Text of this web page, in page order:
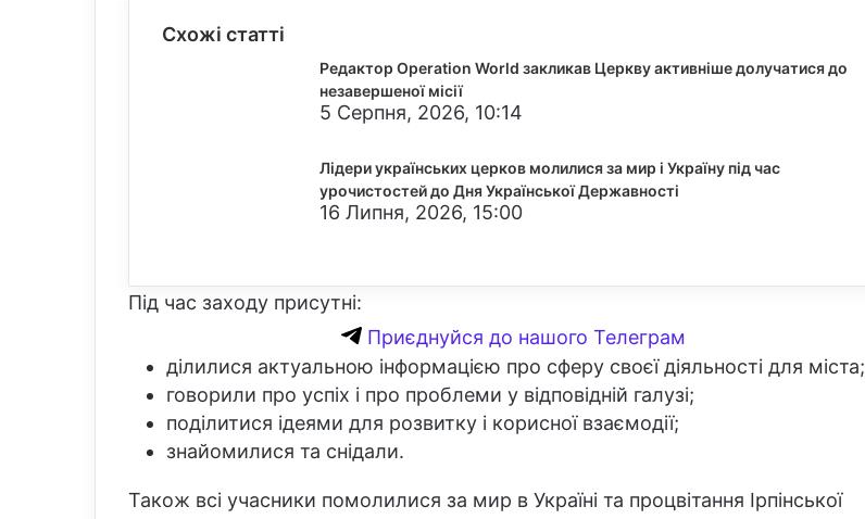
Схожі статті
Редактор Operation World закликав Церкву активніше долучатися до
незавершеної місії
5 Серпня, 2026, 10:14
Лідери українських церков молилися за мир і Україну під час
урочистостей до Дня Української Державності
16 Липня, 2026, 15:00
Під час заходу присутні:
Приєднуйся до нашого Телеграм
ділилися актуальною інформацією про сферу своєї діяльності для міста;
говорили про успіх і про проблеми у відповідній галузі;
поділитися ідеями для розвитку і корисної взаємодії;
знайомилися та снідали.
Також всі учасники помолилися за мир в Україні та процвітання Ірпінської